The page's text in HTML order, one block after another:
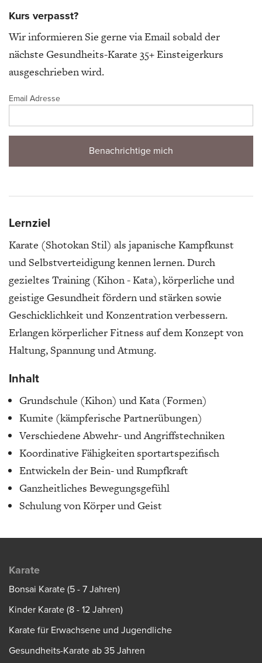
Kurs verpasst?
Wir informieren Sie gerne via Email sobald der
nächste Gesundheits-Karate 35+ Einsteigerkurs
ausgeschrieben wird.
Email Adresse
Lernziel
Karate (Shotokan Stil) als japanische Kampfkunst
und Selbstverteidigung kennen lernen. Durch
gezieltes Training (Kihon - Kata), körperliche und
geistige Gesundheit fördern und stärken sowie
Geschicklichkeit und Konzentration verbessern.
Erlangen körperlicher Fitness auf dem Konzept von
Haltung, Spannung und Atmung.
Inhalt
Grundschule (Kihon) und Kata (Formen)
Kumite (kämpferische Partnerübungen)
Verschiedene Abwehr- und Angriffstechniken
Koordinative Fähigkeiten sportartspezifisch
Entwickeln der Bein- und Rumpfkraft
Ganzheitliches Bewegungsgefühl
Schulung von Körper und Geist
Karate
Bonsai Karate (5 - 7 Jahren)
Kinder Karate (8 - 12 Jahren)
Karate für Erwachsene und Jugendliche
Gesundheits-Karate ab 35 Jahren